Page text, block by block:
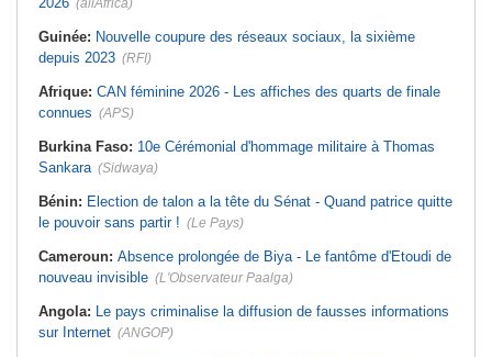
l'assurance pour tous - Le pacte de
rupture
Sénégal:Élections locales au pays
alimentent les soupçons d'un report
Mali:10 ressortissants chinois ont
casino clandestin
Afrique du Nord: Télécoms - Le
net consolidé au premier semestre
2026
astronomiques
milliards de dollars ?
(allAfrica)
Guinée: Nouvelle coupure des réseaux sociaux, la sixième
depuis 2023 (RFI)
Afrique: CAN féminine 2026 - Les affiches des quarts de finale
connues (APS)
Burkina Faso: 10e Cérémonial d'hommage militaire à Thomas
Sankara (Sidwaya)
Bénin: Election de talon a la tête du Sénat - Quand patrice quitte
le pouvoir sans partir ! (Le Pays)
Cameroun: Absence prolongée de Biya - Le fantôme d'Etoudi de
nouveau invisible (L'Observateur Paalga)
Angola: Le pays criminalise la diffusion de fausses informations
sur Internet (ANGOP)